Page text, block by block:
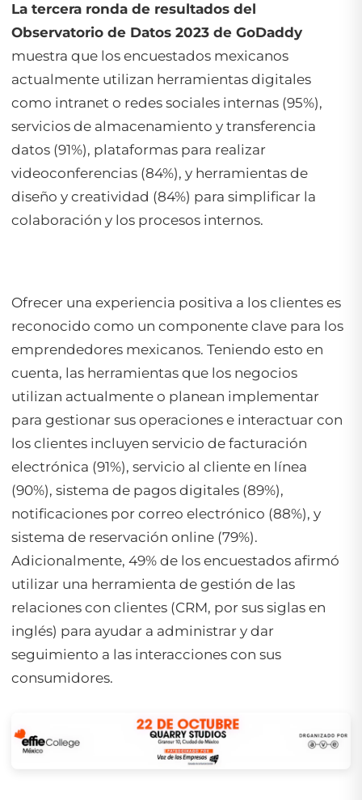
La tercera ronda de resultados del
Observatorio de Datos 2023 de GoDaddy
muestra que los encuestados mexicanos
actualmente utilizan herramientas digitales
como intranet o redes sociales internas (95%),
servicios de almacenamiento y transferencia
datos (91%), plataformas para realizar
videoconferencias (84%), y herramientas de
diseño y creatividad (84%) para simplificar la
colaboración y los procesos internos.
Ofrecer una experiencia positiva a los clientes es
reconocido como un componente clave para los
emprendedores mexicanos. Teniendo esto en
cuenta, las herramientas que los negocios
utilizan actualmente o planean implementar
para gestionar sus operaciones e interactuar con
los clientes incluyen servicio de facturación
electrónica (91%), servicio al cliente en línea
(90%), sistema de pagos digitales (89%),
notificaciones por correo electrónico (88%), y
sistema de reservación online (79%).
Adicionalmente, 49% de los encuestados afirmó
utilizar una herramienta de gestión de las
relaciones con clientes (CRM, por sus siglas en
inglés) para ayudar a administrar y dar
seguimiento a las interacciones con sus
consumidores.